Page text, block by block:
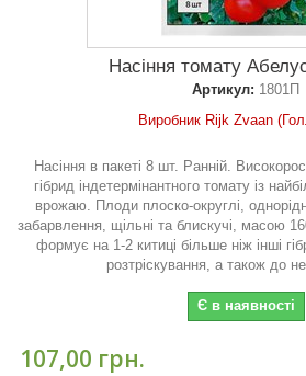
Насіння томату
Артикул: 1801П
Виробник Rijk Zvaan
Насіння в пакеті 8 шт. Ранній.
гібрид індетермінантного томату із
врожаю. Плоди плоско-округлі,
забарвлення, щільні та блискучі, масою
формує на 1-2 китиці більше ніж інші
розтріскування, а також до
Є в наявності
107,00 грн.